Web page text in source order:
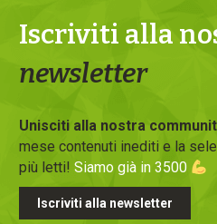
Iscriviti alla
newsletter
Unisciti alla nostra
mese contenuti inediti e la
più letti! Siamo già in 3500
Iscriviti alla newsletter